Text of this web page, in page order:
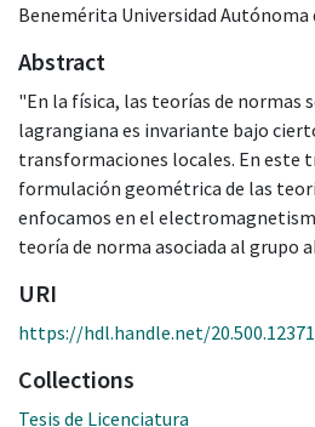
Benemérita Universidad Autónoma
Abstract
"En la física, las teorías de normas
lagrangiana es invariante bajo
transformaciones locales. En este
formulación geométrica de las
enfocamos en el
teoría de norma asociada al grupo
URI
https://hdl.handle.net/
Collections
Tesis de Licenciatura